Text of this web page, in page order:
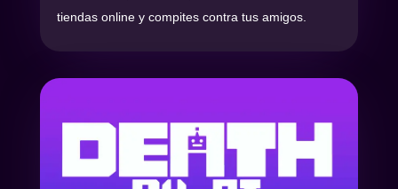
tiendas online y compites contra tus amigos.